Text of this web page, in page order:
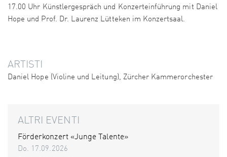
17.00 Uhr Künstlergespräch und Konzerteinführung mit Daniel
Hope und Prof. Dr. Laurenz Lütteken im Konzertsaal.
ARTISTI
Daniel Hope (Violine und Leitung), Zürcher Kammerorchester
ALTRI EVENTI
Förderkonzert «Junge Talente»
Do. 17.09.2026